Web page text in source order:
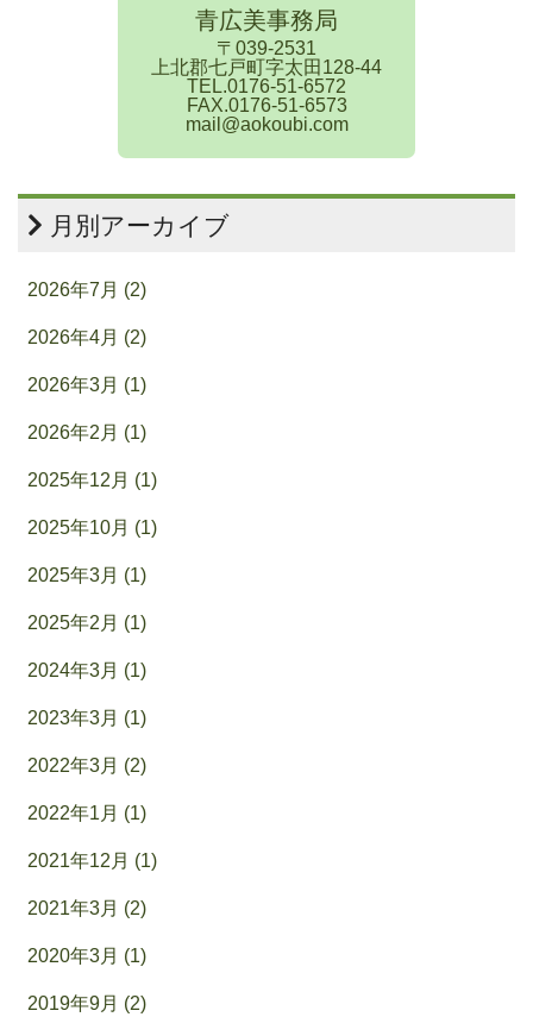
青広美事務局
〒039-2531
上北郡七戸町字太田128-44
TEL.0176-51-6572
FAX.0176-51-6573
mail@aokoubi.com
月別アーカイブ
2026年7月 (2)
2026年4月 (2)
2026年3月 (1)
2026年2月 (1)
2025年12月 (1)
2025年10月 (1)
2025年3月 (1)
2025年2月 (1)
2024年3月 (1)
2023年3月 (1)
2022年3月 (2)
2022年1月 (1)
2021年12月 (1)
2021年3月 (2)
2020年3月 (1)
2019年9月 (2)